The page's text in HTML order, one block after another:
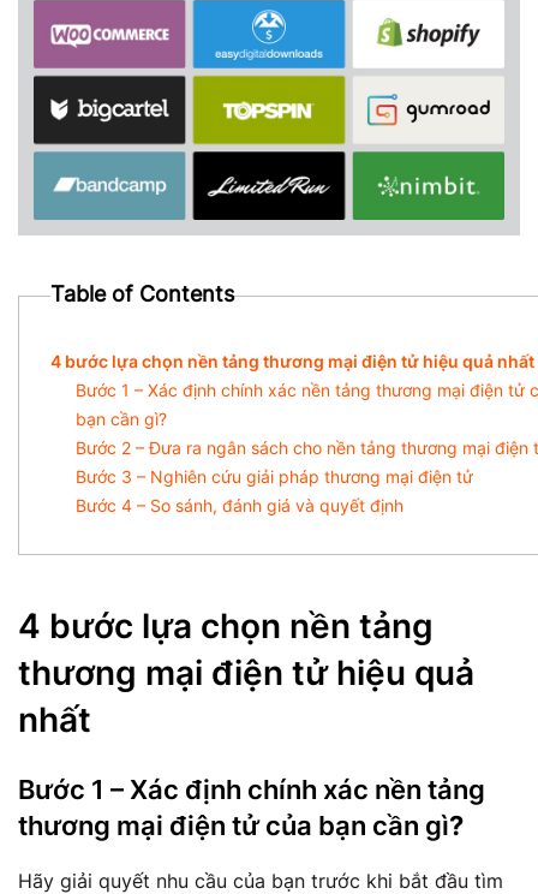
Table of Contents
4 bước lựa chọn nền tảng thương mại điện tử hiệu quả nhất
Bước 1 – Xác định chính xác nền tảng thương mại điện tử
bạn cần gì?
Bước 2 – Đưa ra ngân sách cho nền tảng thương mại điện
Bước 3 – Nghiên cứu giải pháp thương mại điện tử
Bước 4 – So sánh, đánh giá và quyết định
4 bước lựa chọn nền tảng
thương mại điện tử hiệu quả
nhất
Bước 1 – Xác định chính xác nền tảng
thương mại điện tử của bạn cần gì?
Hãy giải quyết nhu cầu của bạn trước khi bắt đầu tìm